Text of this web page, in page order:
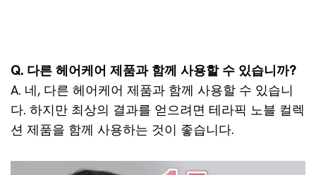
Q. 다른 헤어케어 제품과 함께 사용할 수 있습니까?
A. 네, 다른 헤어케어 제품과 함께 사용할 수 있습니
다. 하지만 최상의 결과를 얻으려면 테라픽 노블 컬렉
션 제품을 함께 사용하는 것이 좋습니다.